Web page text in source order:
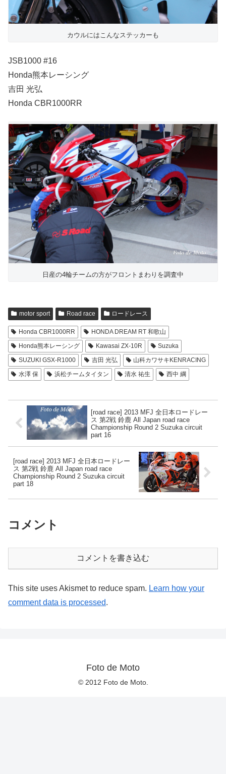
カウルにはこんなステッカーも
JSB1000 #16
Honda熊本レーシング
吉田 光弘
Honda CBR1000RR
日産の4輪チームの方がフロントまわりを調査中
motor sport Road race ロードレース
Honda CBR1000RR
HONDA DREAM RT 和歌山
Honda熊本レーシング
Kawasai ZX-10R
Suzuka
SUZUKI GSX-R1000
吉田 光弘
山科カワサキKENRACING
水澤 保
浜松チームタイタン 清水 祐生 西中 綱
[road race] 2013 MFJ 全日本ロードレー
ス 第2戦 鈴鹿 All Japan road race
Championship Round 2 Suzuka circuit
part 16
[road race] 2013 MFJ 全日本ロードレー
ス 第2戦 鈴鹿 All Japan road race
Championship Round 2 Suzuka circuit
part 18
コメント
コメントを書き込む
This site uses Akismet to reduce spam. Learn how your
comment data is processed.
Foto de Moto
© 2012 Foto de Moto.